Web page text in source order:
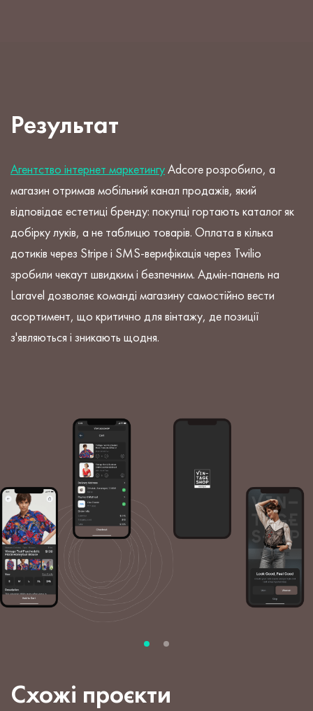
Результат
Агентство інтернет маркетингуAdcore розробило, а
магазин отримав мобільний канал продажів, який
відповідає естетиці бренду: покупці гортають каталог як
добірку луків, а не таблицю товарів. Оплата в кілька
дотиків через Stripe і SMS-верифікація через Twilio
зробили чекаут швидким і безпечним. Адмін-панель на
Laravel дозволяє команді магазину самостійно вести
асортимент, що критично для вінтажу, де позиції
з'являються і зникають щодня.
Схожі проєкти